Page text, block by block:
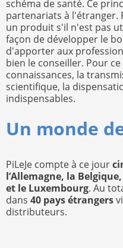
schéma de santé. Ce
partenariats à l'étranger.
un produit s'il n'est pas
façon de développer le
d'apporter aux
bien le conseiller. Pour
connaissances, la
scientifique, la
indispensables.
Un monde
PiLeJe compte à ce jour
l’Allemagne, la
et le Luxembourg. Au
dans 40 pays étrangers
distributeurs.